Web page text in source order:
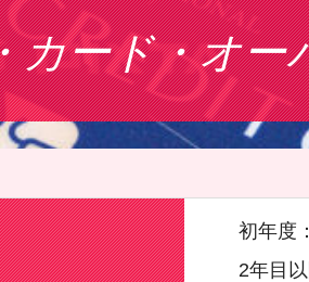
カード・オー
初年度：
2年目以